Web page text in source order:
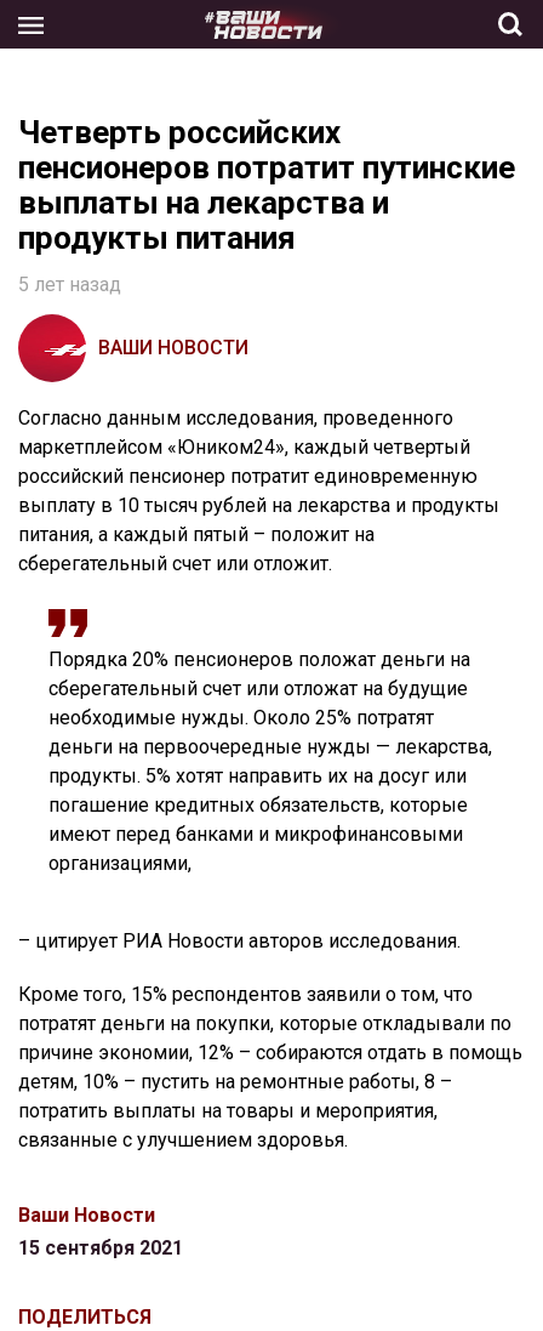
the
Четверть российских
пенсионеров потратит путинские
выплаты на лекарства и
продукты питания
5 лет назад
ВАШИ НОВОСТИ
Согласно данным исследования, проведенного
маркетплейсом «Юником24», каждый четвертый
российский пенсионер потратит единовременную
выплату в 10 тысяч рублей на лекарства и продукты
питания, а каждый пятый – положит на
сберегательный счет или отложит.
Порядка 20% пенсионеров положат деньги на
сберегательный счет или отложат на будущие
необходимые нужды. Около 25% потратят
деньги на первоочередные нужды — лекарства,
продукты. 5% хотят направить их на досуг или
погашение кредитных обязательств, которые
имеют перед банками и микрофинансовыми
организациями,
– цитирует РИА Новости авторов исследования.
Кроме того, 15% респондентов заявили о том, что
потратят деньги на покупки, которые откладывали по
причине экономии, 12% – собираются отдать в помощь
детям, 10% – пустить на ремонтные работы, 8 –
потратить выплаты на товары и мероприятия,
связанные с улучшением здоровья.
Ваши Новости
15 сентября 2021
ПОДЕЛИТЬСЯ